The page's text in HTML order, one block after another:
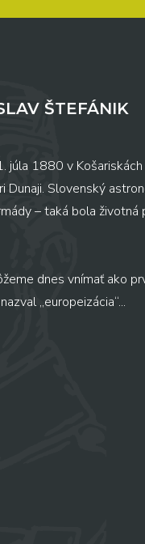
ŠTEFÁNIK
júla 1880 v
Dunaji. Slovenský
– taká bola životná
dnes vnímať ako
„europeizácia“...